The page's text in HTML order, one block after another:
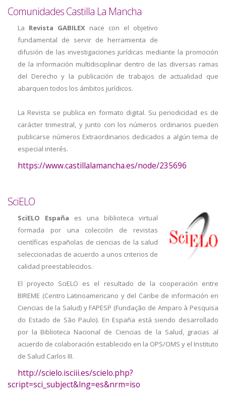
Comunidades Castilla La Mancha
La Revista GABILEX nace con el objetivo
fundamental de servir de herramienta de
difusión de las investigaciones jurídicas mediante la promoción
de la información multidisciplinar dentro de las diversas ramas
del Derecho y la publicación de trabajos de actualidad que
abarquen todos los ámbitos jurídicos.
La Revista se publica en formato digital. Su periodicidad es de
carácter trimestral, y junto con los números ordinarios pueden
publicarse números Extraordinarios dedicados a algún tema de
especial interés.
https://www.castillalamancha.es/node/235696
SciELO
SciELO España es una biblioteca virtual
formada por una colección de revistas
científicas españolas de ciencias de la salud
seleccionadas de acuerdo a unos criterios de
calidad preestablecidos.
El proyecto SciELO es el resultado de la cooperación entre
BIREME (Centro Latinoamericano y del Caribe de información en
Ciencias de la Salud) y FAPESP (Fundação de Amparo à Pesquisa
do Estado de São Paulo). En España está siendo desarrollado
por la Biblioteca Nacional de Ciencias de la Salud, gracias al
acuerdo de colaboración establecido en la OPS/OMS y el Instituto
de Salud Carlos III.
http://scielo.isciii.es/scielo.php?
script=sci_subject&lng=es&nrm=iso